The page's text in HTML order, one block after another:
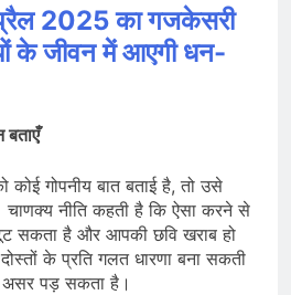
2025 का गजकेसरी
के जीवन में आएगी धन-
बताएँ
गोपनीय बात बताई है, तो उसे
नीति कहती है कि ऐसा करने से
सकता है और आपकी छवि खराब हो
के प्रति गलत धारणा बना सकती
पड़ सकता है।